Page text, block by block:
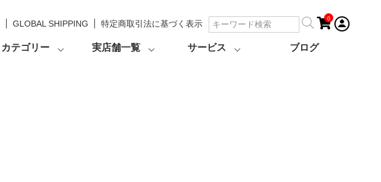
GLOBAL SHIPPING 特定商取引法に基づく表示
0
カテゴリー 実店舗一覧 サービス ブログ